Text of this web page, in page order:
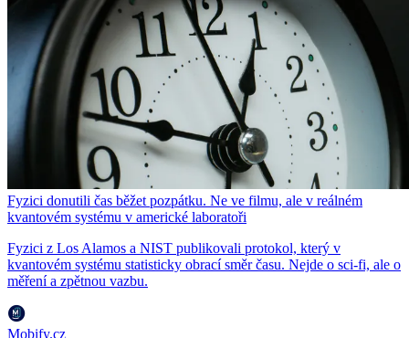
Fyzici donutili čas běžet pozpátku. Ne ve filmu, ale v reálném
kvantovém systému v americké laboratoři
Fyzici z Los Alamos a NIST publikovali protokol, který v
kvantovém systému statisticky obrací směr času. Nejde o sci-fi, ale o
měření a zpětnou vazbu.
Mobify.cz